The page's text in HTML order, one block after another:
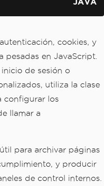
JAVA
cookies, y
pesadas en JavaScript.
de sesión o
utiliza la clase
configurar los
llamar a
para archivar páginas
y producir
de control internos.